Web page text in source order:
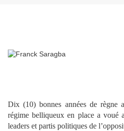
Dix (10) bonnes années de règne
régime belliqueux en place a voué
leaders et partis politiques de